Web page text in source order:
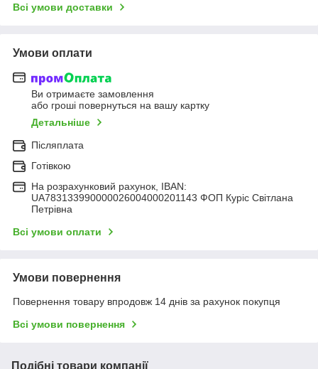
Всі умови доставки
Умови оплати
Ви отримаєте замовлення
або гроші повернуться на вашу картку
Детальніше
Післяплата
Готівкою
На розрахунковий рахунок, IBAN:
UA783133990000026004000201143 ФОП Куріс Світлана
Петрівна
Всі умови оплати
Умови повернення
Повернення товару впродовж 14 днів за рахунок покупця
Всі умови повернення
Подібні товари компанії